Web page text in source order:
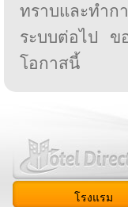
ทราบและทำ
ระบบต่อไป
โอกาสนี้
โรงแรม